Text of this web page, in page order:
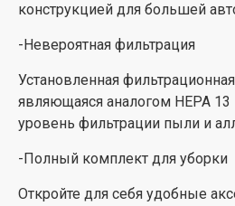
конструкцией для большей
-Невероятная фильтрация
Установленная
являющаяся аналогом HEPA
уровень фильтрации пыли и
-Полный комплект для уборки
Откройте для себя удобные